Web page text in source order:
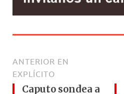
ANTERIOR EN
EXPLÍCITO
Caputo sondea a